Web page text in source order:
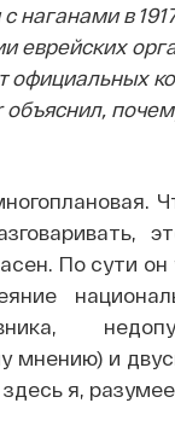
наганами в
еврейских
официальных
объяснил,
По сути
мнению) и
я,